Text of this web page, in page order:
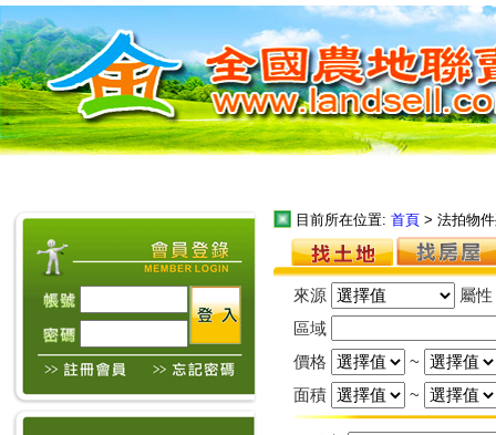
目前所在位置: 首頁 > 法拍物
來源
屬
區域
價格
~
面積
~